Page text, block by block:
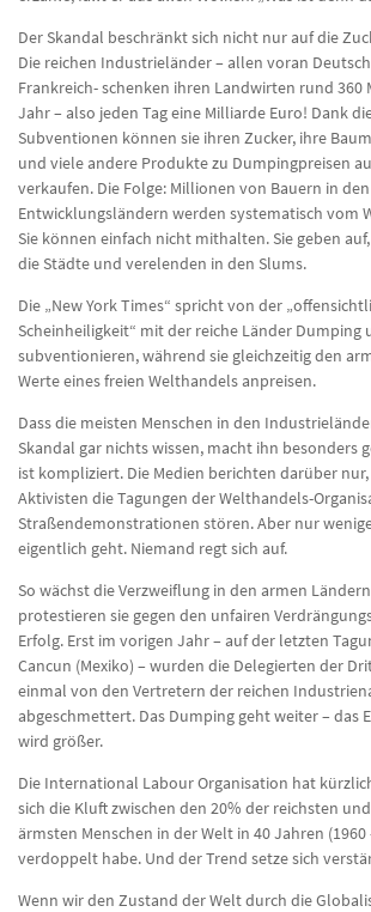
Der Skandal beschränkt sich nicht nur auf die
Die reichen Industrieländer – allen voran
Frankreich- schenken ihren Landwirten rund 360
Jahr – also jeden Tag eine Milliarde Euro! Dank
Subventionen können sie ihren Zucker, ihre
und viele andere Produkte zu Dumpingpreisen
verkaufen. Die Folge: Millionen von Bauern in den
Entwicklungsländern werden systematisch vom
Sie können einfach nicht mithalten. Sie geben
die Städte und verelenden in den Slums.
Die „New York Times“ spricht von der
Scheinheiligkeit“ mit der reiche Länder
subventionieren, während sie gleichzeitig den
Werte eines freien Welthandels anpreisen.
Dass die meisten Menschen in den
Skandal gar nichts wissen, macht ihn besonders
ist kompliziert. Die Medien berichten darüber nur,
Aktivisten die Tagungen der Welthandels-
Straßendemonstrationen stören. Aber nur
eigentlich geht. Niemand regt sich auf.
So wächst die Verzweiflung in den armen
protestieren sie gegen den unfairen
Erfolg. Erst im vorigen Jahr – auf der letzten
Cancun (Mexiko) – wurden die Delegierten der
einmal von den Vertretern der reichen
abgeschmettert. Das Dumping geht weiter – das
wird größer.
Die International Labour Organisation hat
sich die Kluft zwischen den 20% der reichsten
ärmsten Menschen in der Welt in 40 Jahren (1960
verdoppelt habe. Und der Trend setze sich
Wenn wir den Zustand der Welt durch die